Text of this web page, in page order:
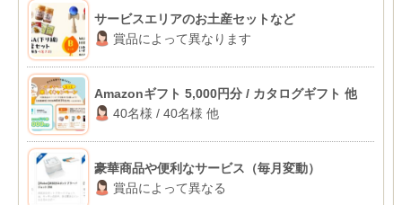
サービスエリアのお土産セットなど
賞品によって異なります
Amazonギフト 5,000円分 / カタログギフト 他
40名様 / 40名様 他
豪華商品や便利なサービス（毎月変動）
賞品によって異なる